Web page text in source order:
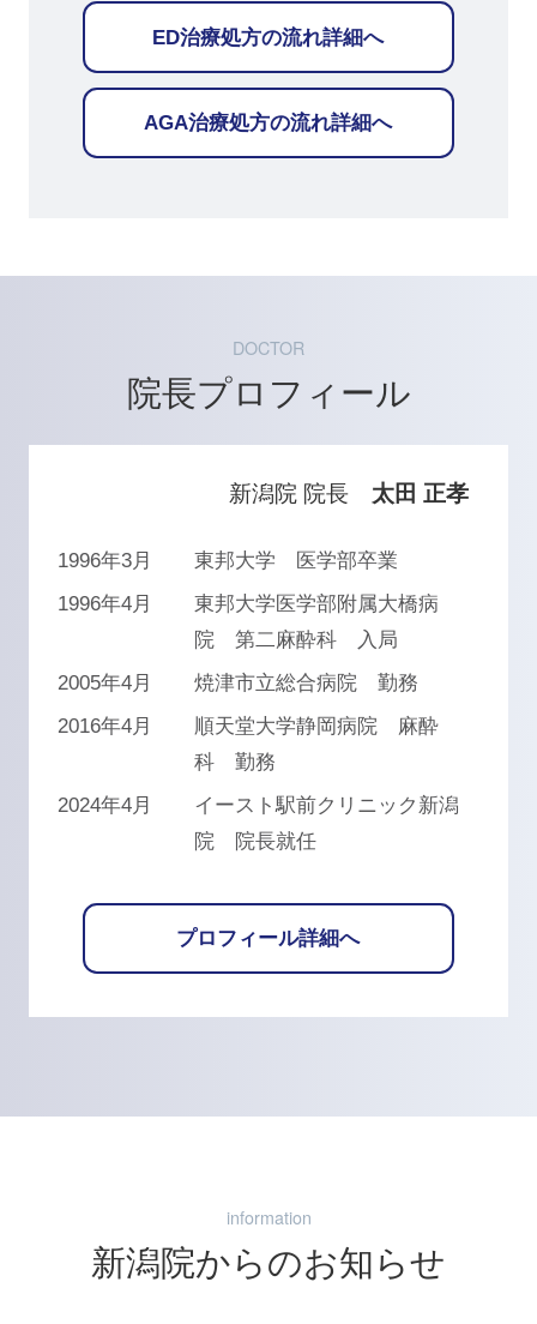
ED治療処方の流れ詳細へ
AGA治療処方の流れ詳細へ
DOCTOR
院長プロフィール
新潟院 院長 太田 正孝
1996年3月
東邦大学 医学部卒業
1996年4月
東邦大学医学部附属大橋病
院 第二麻酔科 入局
2005年4月
焼津市立総合病院 勤務
2016年4月
順天堂大学静岡病院 麻酔
科 勤務
2024年4月
イースト駅前クリニック新潟
院 院長就任
プロフィール詳細へ
information
新潟院からのお知らせ